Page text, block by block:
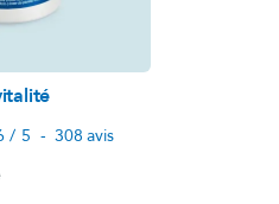
Fatigue cérébrale
/ 5 - 308avis